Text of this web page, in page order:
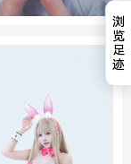
浏
览
足
迹